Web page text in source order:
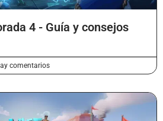
4 - Guía y consejos
comentarios